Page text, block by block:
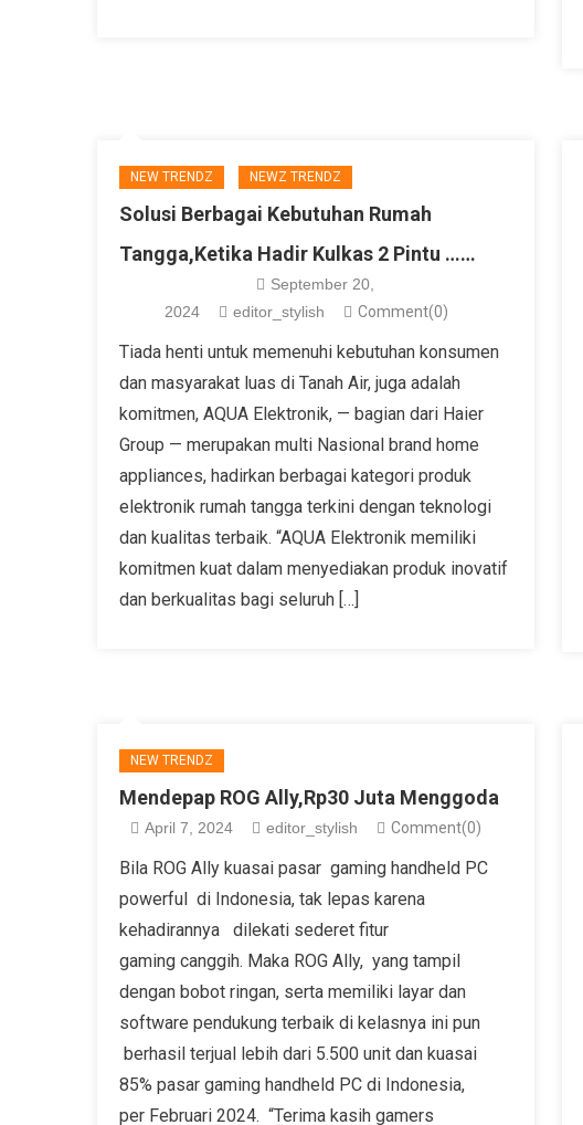
NEW TRENDZ NEWZ TRENDZ
Solusi Berbagai Kebutuhan Rumah
Tangga,Ketika Hadir Kulkas 2 Pintu ……
September 20,
2024
editor_stylish Comment(0)
Tiada henti untuk memenuhi kebutuhan konsumen
dan masyarakat luas di Tanah Air, juga adalah
komitmen, AQUA Elektronik, — bagian dari Haier
Group — merupakan multi Nasional brand home
appliances, hadirkan berbagai kategori produk
elektronik rumah tangga terkini dengan teknologi
dan kualitas terbaik. “AQUA Elektronik memiliki
komitmen kuat dalam menyediakan produk inovatif
dan berkualitas bagi seluruh […]
NEW TRENDZ
Mendepap ROG Ally,Rp30 Juta Menggoda
April 7, 2024 editor_stylish Comment(0)
Bila ROG Ally kuasai pasar gaming handheld PC
powerful di Indonesia, tak lepas karena
kehadirannya dilekati sederet fitur
gaming canggih. Maka ROG Ally, yang tampil
dengan bobot ringan, serta memiliki layar dan
software pendukung terbaik di kelasnya ini pun
berhasil terjual lebih dari 5.500 unit dan kuasai
85% pasar gaming handheld PC di Indonesia,
per Februari 2024. “Terima kasih gamers